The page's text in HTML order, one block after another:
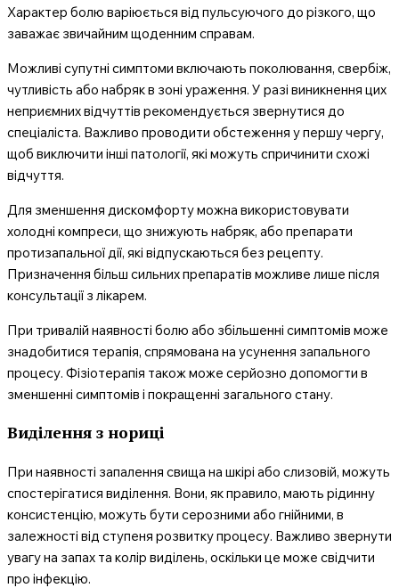
Характер болю варіюється від пульсуючого до різкого, що
заважає звичайним щоденним справам.
Можливі супутні симптоми включають поколювання, свербіж,
чутливість або набряк в зоні ураження. У разі виникнення цих
неприємних відчуттів рекомендується звернутися до
спеціаліста. Важливо проводити обстеження у першу чергу,
щоб виключити інші патології, які можуть спричинити схожі
відчуття.
Для зменшення дискомфорту можна використовувати
холодні компреси, що знижують набряк, або препарати
протизапальної дії, які відпускаються без рецепту.
Призначення більш сильних препаратів можливе лише після
консультації з лікарем.
При тривалій наявності болю або збільшенні симптомів може
знадобитися терапія, спрямована на усунення запального
процесу. Фізіотерапія також може серйозно допомогти в
зменшенні симптомів і покращенні загального стану.
Виділення з нориці
При наявності запалення свища на шкірі або слизовій, можуть
спостерігатися виділення. Вони, як правило, мають рідинну
консистенцію, можуть бути серозними або гнійними, в
залежності від ступеня розвитку процесу. Важливо звернути
увагу на запах та колір виділень, оскільки це може свідчити
про інфекцію.